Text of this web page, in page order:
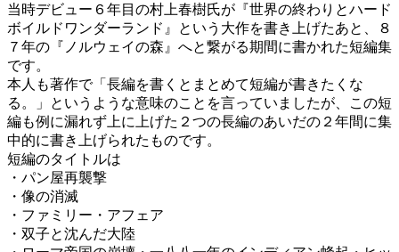
当時デビュー６年目の村上春樹氏が『世界の終わりとハード
ボイルドワンダーランド』という大作を書き上げたあと、８
７年の『ノルウェイの森』へと繋がる期間に書かれた短編集
です。
本人も著作で「長編を書くとまとめて短編が書きたくな
る。」というような意味のことを言っていましたが、この短
編も例に漏れず上に上げた２つの長編のあいだの２年間に集
中的に書き上げられたものです。
短編のタイトルは
・パン屋再襲撃
・像の消滅
・ファミリー・アフェア
・双子と沈んだ大陸